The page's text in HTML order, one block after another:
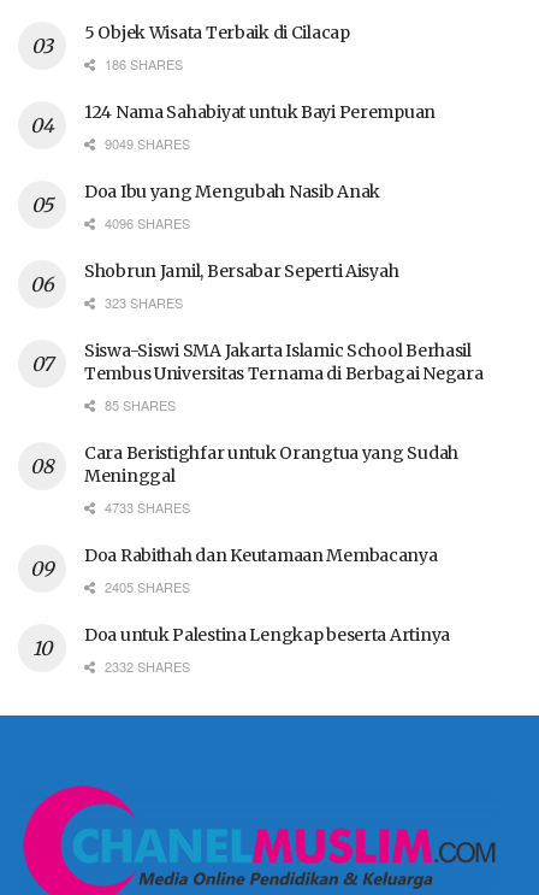
5 Objek Wisata Terbaik di Cilacap
186 SHARES
124 Nama Sahabiyat untuk Bayi Perempuan
9049 SHARES
Doa Ibu yang Mengubah Nasib Anak
4096 SHARES
Shobrun Jamil, Bersabar Seperti Aisyah
323 SHARES
Siswa-Siswi SMA Jakarta Islamic School Berhasil
Tembus Universitas Ternama di Berbagai Negara
85 SHARES
Cara Beristighfar untuk Orangtua yang Sudah
Meninggal
4733 SHARES
Doa Rabithah dan Keutamaan Membacanya
2405 SHARES
Doa untuk Palestina Lengkap beserta Artinya
2332 SHARES